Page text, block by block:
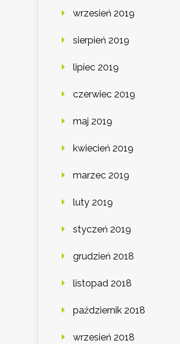
wrzesień 2019
sierpień 2019
lipiec 2019
czerwiec 2019
maj 2019
kwiecień 2019
marzec 2019
luty 2019
styczeń 2019
grudzień 2018
listopad 2018
październik 2018
wrzesień 2018